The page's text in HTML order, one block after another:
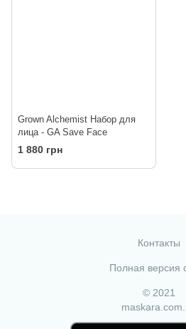
Grown Alchemist Набор для
лица - GA Save Face
1 880 грн
Контакты
Полная версия
© 2021